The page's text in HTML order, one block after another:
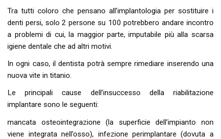
Tra tutti coloro che pensano all’implantologia per sostituire i
denti persi, solo 2 persone su 100 potrebbero andare incontro
a problemi di cui, la maggior parte, imputabile più alla scarsa
igiene dentale che ad altri motivi.
In ogni caso, il dentista potrà sempre rimediare inserendo una
nuova vite in titanio.
Le principali cause dell’insuccesso della riabilitazione
implantare sono le seguenti:
mancata osteointegrazione (la superficie dell’impianto non
viene integrata nell’osso), infezione perimplantare (dovuta a